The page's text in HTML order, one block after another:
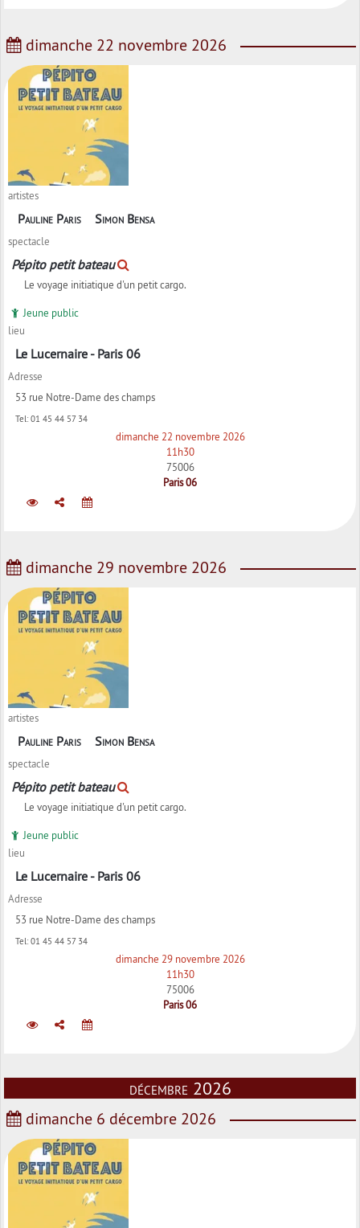
dimanche 22 novembre 2026
artistes
Pauline Paris Simon Bensa
spectacle
Pépito petit bateau
Le voyage initiatique d'un petit cargo.
Jeune public
lieu
Le Lucernaire - Paris 06
Adresse
53 rue Notre-Dame des champs
Tel: 01 45 44 57 34
dimanche 22 novembre 2026
11h30
75006
Paris 06
dimanche 29 novembre 2026
artistes
Pauline Paris Simon Bensa
spectacle
Pépito petit bateau
Le voyage initiatique d'un petit cargo.
Jeune public
lieu
Le Lucernaire - Paris 06
Adresse
53 rue Notre-Dame des champs
Tel: 01 45 44 57 34
dimanche 29 novembre 2026
11h30
75006
Paris 06
décembre 2026
dimanche 6 décembre 2026